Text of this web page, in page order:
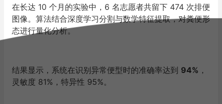
在长达 10 个月的实验中，6 名志愿者共留下 474 次排便
图像。算法结合深度学习分割与数学特征提取，对粪便形
态进行量化分析。
结果显示，系统在识别异常便型时的准确率达到 94% ，
灵敏度 81%，特异性 95%。